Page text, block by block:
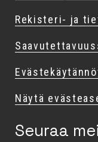
Rekisteri- ja
Näytä
Seuraa